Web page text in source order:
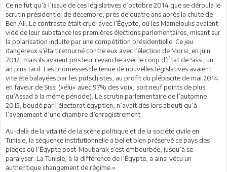
Ce ne fut qu’à l’issue de ces législatives d’octobre 2014 que se déroula le
scrutin présidentiel de décembre, près de quatre ans après la chute de
Ben Ali. Le contraste était cruel avec l’Égypte, où les Mamelouks avaient
vidé de leur substance les premières élections parlementaires, misant sur
la polarisation induite par une compétition présidentielle. Ce jeu
dangereux s’était retourné contre eux avec l’élection de Morsi, en juin
2012, mais ils avaient pris leur revanche avec le coup d’État de Sissi, un
an plus tard. Les promesses de tenue de nouvelles législatives avaient
vite été balayées par les putschistes, au profit du plébiscite de mai 2014
en faveur de Sissi («élu» avec 97% des voix, soit neuf points de plus
qu’Assad à la même période). Le scrutin parlementaire de l’automne
2015, boudé par l’électorat égyptien, n’avait dès lors abouti qu’à
l’avènement d’une chambre d’enregistrement.
Au-delà de la vitalité de la scène politique et de la société civile en
Tunisie, la séquence institutionnelle a bel et bien préservé ce pays des
pièges où l’Égypte post-Moubarak s’est embourbée, jusqu’à se
paralyser. La Tunisie, à la différence de l’Égypte, a ainsi vécu un
authentique changement de régime.»